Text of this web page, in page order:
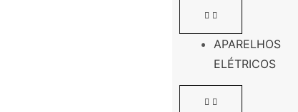
APARELHOS
ELÉTRICOS